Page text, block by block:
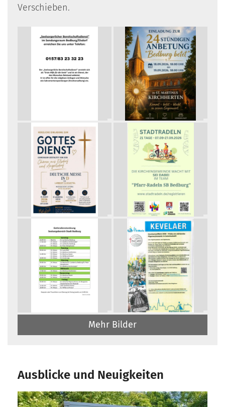
Verschieben.
Mehr Bilder
Ausblicke und Neuigkeiten